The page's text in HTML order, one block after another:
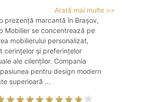
Arată mai multe >>
prezență marcantă în Brașov,
Mobilier se concentrează pe
mobilierului personalizat,
cerințelor și preferințelor
ale clienților. Compania
pentru design modern
superioară ...